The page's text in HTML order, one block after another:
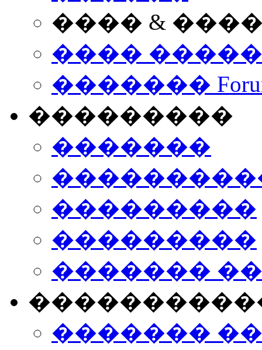
���� &
����
�������
���������
�������
���������
���������
�������
�������